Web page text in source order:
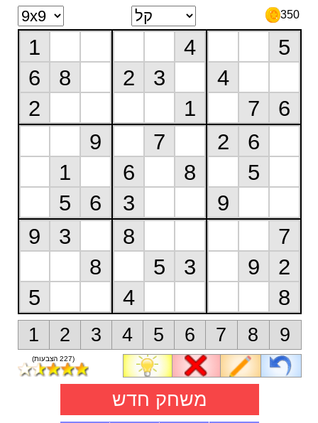
350
1
6
8
2
4
2
3
1
5
4
7
6
9
1
5
6
7
6
8
3
2
6
5
9
9
3
8
5
8
5
3
4
7
9
2
8
1 2 3 4 5 6 7 8 9
(227 הצבעות)
משחק חדש